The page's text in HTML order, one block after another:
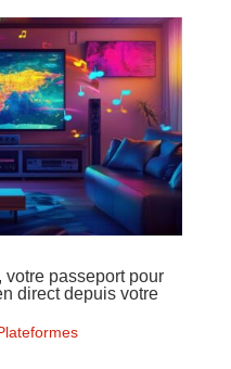
votre passeport pour
direct depuis votre